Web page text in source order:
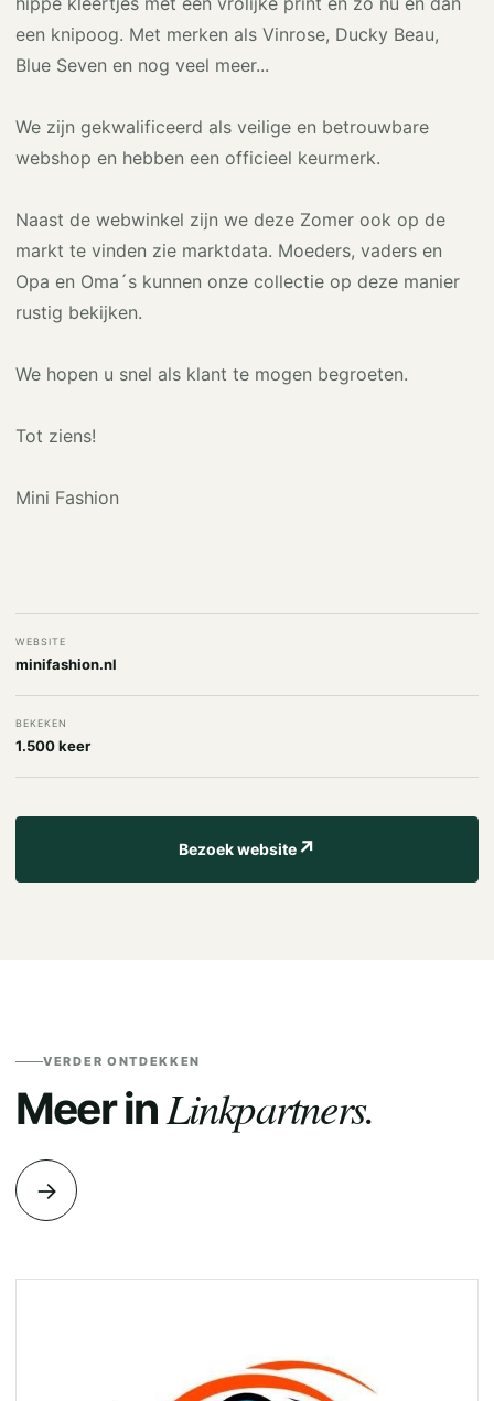
een knipoog. Met merken als Vinrose, Ducky Beau,
Blue Seven en nog veel meer...
We zijn gekwalificeerd als veilige en betrouwbare
webshop en hebben een officieel keurmerk.
Naast de webwinkel zijn we deze Zomer ook op de
markt te vinden zie marktdata. Moeders, vaders en
Opa en Oma´s kunnen onze collectie op deze manier
rustig bekijken.
We hopen u snel als klant te mogen begroeten.
Tot ziens!
Mini Fashion
WEBSITE
minifashion.nl
BEKEKEN
1.500 keer
Bezoek website↗
VERDER ONTDEKKEN
Meer inLinkpartners.
→